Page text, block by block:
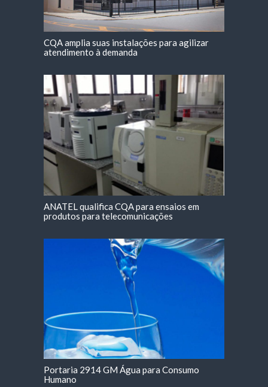
CQA amplia suas instalações para agilizar
atendimento à demanda
ANATEL qualifica CQA para ensaios em
produtos para telecomunicações
Portaria 2914 GM Água para Consumo
Humano